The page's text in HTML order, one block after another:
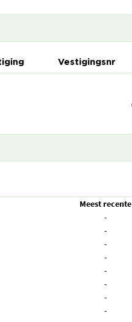
Vestigingsnr
Meest recente
-
-
-
-
-
-
-
-